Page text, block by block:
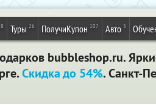
Туры 26 ПолучиКупон 107 Авто 3
bubbleshop.ru.
Скидка до 54%. Санкт-